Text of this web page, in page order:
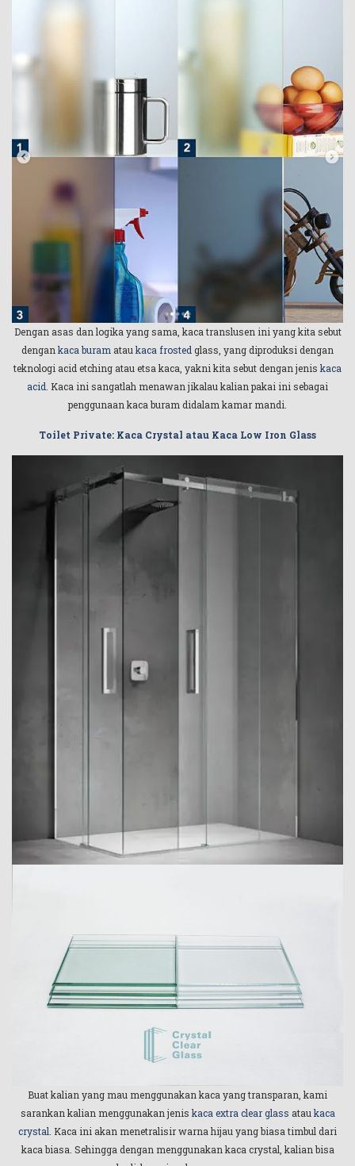
Dengan asas dan logika yang sama, kaca translusen ini yang kita sebut
dengan kaca buram atau kaca frosted glass, yang diproduksi dengan
teknologi acid etching atau etsa kaca, yakni kita sebut dengan jenis kaca
acid . Kaca ini sangatlah menawan jikalau kalian pakai ini sebagai
penggunaan kaca buram didalam kamar mandi.
Toilet Private: Kaca Crystal atau Kaca Low Iron Glass
Buat kalian yang mau menggunakan kaca yang transparan, kami
sarankan kalian menggunakan jenis kaca extra clear glass atau kaca
crystal . Kaca ini akan menetralisir warna hijau yang biasa timbul dari
kaca biasa. Sehingga dengan menggunakan kaca crystal, kalian bisa